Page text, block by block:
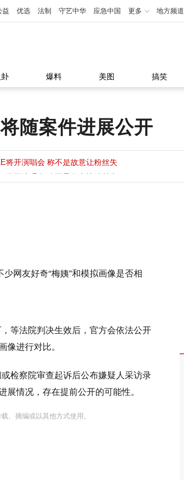
益 优选 法制 守艺中华 应急中国 更多 地方频道
卦 爆料 美图 搞笑
随案件进展公开
将开演唱会 称不是故意让粉丝失
将开演唱会 称不是故意让粉丝失
网友好奇“梅姨”和模拟画像是否相
等法院判决生效后，官方会依法公开
像进行对比。
检察院审查起诉后公布嫌疑人采访录
展情况，存在提前公开的可能性。
、摘编或以其他方式使用。